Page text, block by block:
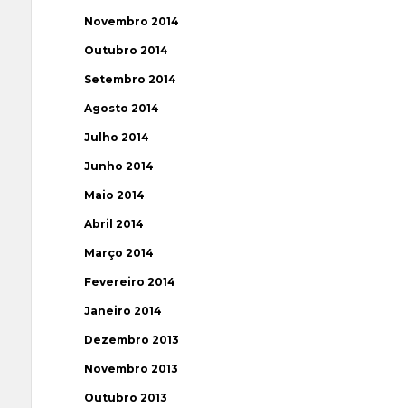
Novembro 2014
Outubro 2014
Setembro 2014
Agosto 2014
Julho 2014
Junho 2014
Maio 2014
Abril 2014
Março 2014
Fevereiro 2014
Janeiro 2014
Dezembro 2013
Novembro 2013
Outubro 2013